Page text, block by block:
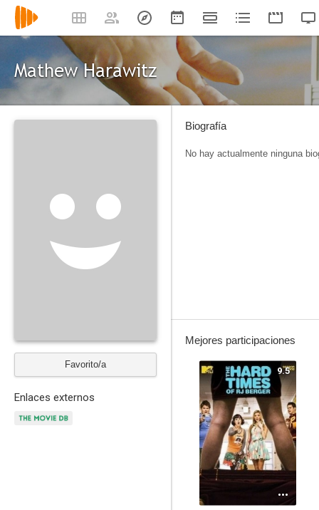
Mathew Harawitz
Favorito/a
Enlaces externos
Biografía
No hay actualmente ninguna
Mejores participaciones
9.5